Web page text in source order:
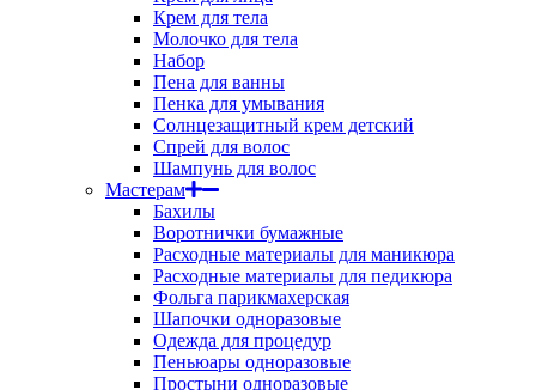
Крем для тела
Молочко для тела
Набор
Пена для ванны
Пенка для умывания
Солнцезащитный крем детский
Спрей для волос
Шампунь для волос
Мастерам
Бахилы
Воротнички бумажные
Расходные материалы для маникюра
Расходные материалы для педикюра
Фольга парикмахерская
Шапочки одноразовые
Одежда для процедур
Пеньюары одноразовые
Простыни одноразовые